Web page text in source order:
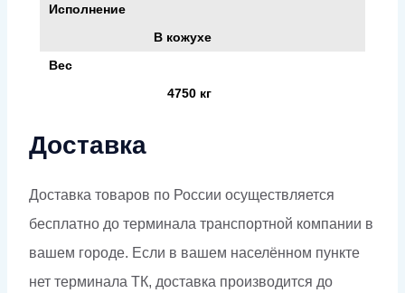
Исполнение
В кожухе
Вес
4750 кг
Доставка
Доставка товаров по России осуществляется
бесплатно до терминала транспортной компании в
вашем городе. Если в вашем населённом пункте
нет терминала ТК, доставка производится до